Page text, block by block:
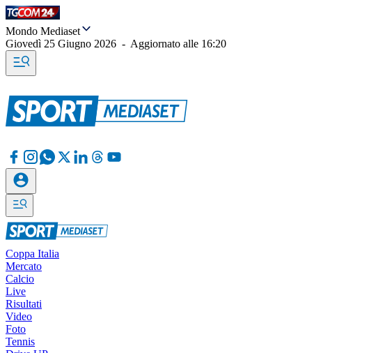
Mondo Mediaset
Giovedì 25 Giugno 2026 - Aggiornato alle 16:20
Coppa Italia
Mercato
Calcio
Live
Risultati
Video
Foto
Tennis